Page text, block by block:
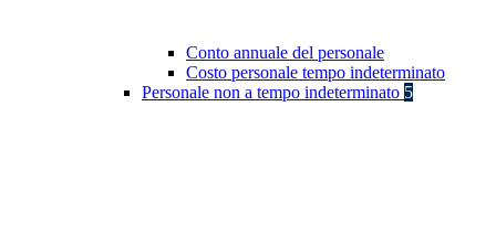
Conto annuale del personale
Costo personale tempo indeterminato
Personale non a tempo indeterminato 5